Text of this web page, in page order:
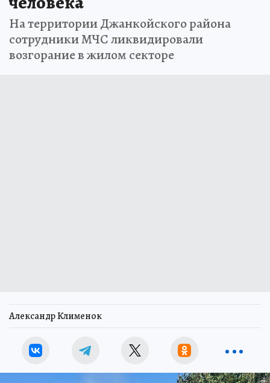
На территории Джанкойского района
сотрудники МЧС ликвидировали
возгорание в жилом секторе
Александр Клименок